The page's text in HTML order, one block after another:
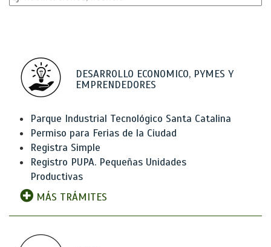
DESARROLLO ECONOMICO, PYMES Y
EMPRENDEDORES
Parque Industrial Tecnológico Santa Catalina
Permiso para Ferias de la Ciudad
Registra Simple
Registro PUPA. Pequeñas Unidades
Productivas
MÁS TRÁMITES